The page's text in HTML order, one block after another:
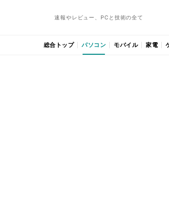
速報やレビュー、PCと技術の全て
総合トップ パソコン モバイル 家電